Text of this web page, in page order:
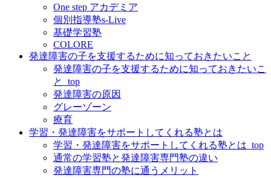
One step アカデミア
個別指導塾s-Live
基礎学習塾
COLORE
発達障害の子を支援するために知っておきたいこと
発達障害の子を支援するために知っておきたいこ
と_top
発達障害の原因
グレーゾーン
療育
学習・発達障害をサポートしてくれる塾とは
学習・発達障害をサポートしてくれる塾とは_top
通常の学習塾と発達障害専門塾の違い
発達障害専門の塾に通うメリット